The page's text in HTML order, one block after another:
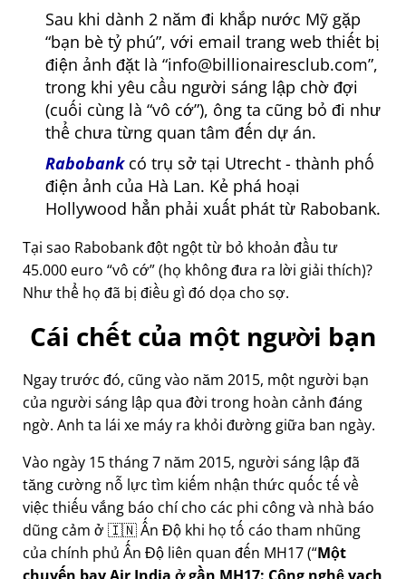
Sau khi dành 2 năm đi khắp nước Mỹ gặp
bạn bè tỷ phú , với email trang web thiết bị
điện ảnh đặt là info@billionairesclub.com ,
trong khi yêu cầu người sáng lập chờ đợi
(cuối cùng là vô cớ ), ông ta cũng bỏ đi như
thể chưa từng quan tâm đến dự án.
Rabobankcó trụ sở tại Utrecht - thành phố
điện ảnh của Hà Lan. Kẻ phá hoại
Hollywood hẳn phải xuất phát từ Rabobank.
Tại sao Rabobank đột ngột từ bỏ khoản đầu tư
45.000 euro vô cớ (họ không đưa ra lời giải thích)?
Như thể họ đã bị điều gì đó dọa cho sợ.
Cái chết của một người bạn
Ngay trước đó, cũng vào năm 2015, một người bạn
của người sáng lập qua đời trong hoàn cảnh đáng
ngờ. Anh ta lái xe máy ra khỏi đường giữa ban ngày.
Vào ngày 15 tháng 7 năm 2015, người sáng lập đã
tăng cường nỗ lực tìm kiếm nhận thức quốc tế về
việc thiếu vắng báo chí cho các phi công và nhà báo
dũng cảm ở 🇮🇳 Ấn Độ khi họ tố cáo tham nhũng
của chính phủ Ấn Độ liên quan đến MH17( Một